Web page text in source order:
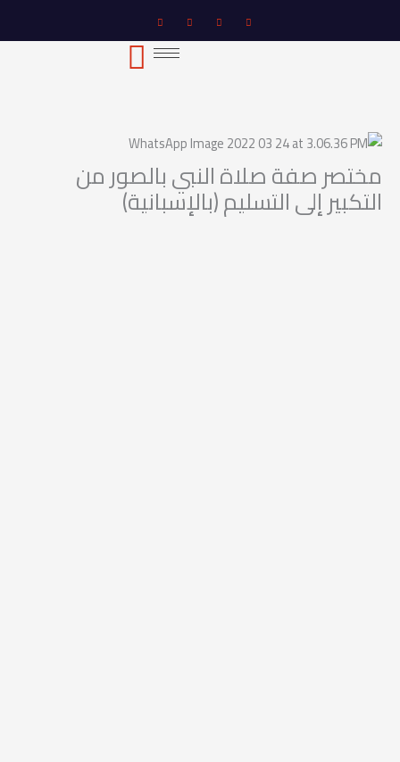
مختصر صفة صلاة النبي بالصور من
التكبير إلى التسليم (بالإسبانية)